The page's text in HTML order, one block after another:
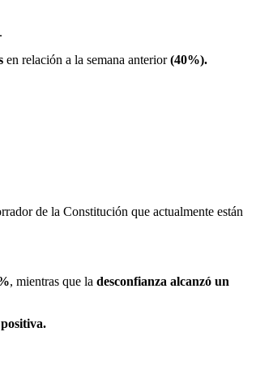
en relación a la semana anterior(40%).
de la Constitución que actualmente están
, mientras que la desconfianza alcanzó un